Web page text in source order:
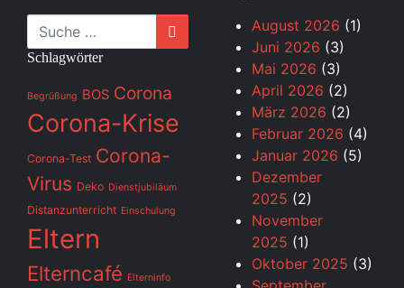
Suche
Schlagwörter
Begrüßung BOS Corona
Corona-Krise
Corona-Test Corona-
Virus Deko Dienstjubiläum
Distanzunterricht Einschulung
Eltern
Elterncafé Elterninfo
August 2026 (1)
Juni 2026 (3)
Mai 2026 (3)
April 2026 (2)
März 2026 (2)
Februar 2026 (4)
Januar 2026 (5)
Dezember
2025 (2)
November
2025 (1)
Oktober 2025 (3)